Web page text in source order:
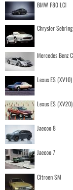
BMW F80 LCI
Chrysler
Mercedes Benz
Lexus ES (XV10)
Lexus ES (XV20)
Jaecoo 8
Jaecoo 7
Citroen SM